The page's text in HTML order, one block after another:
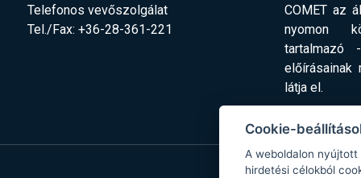
Telefonos vevőszolgálat
Tel./Fax: +36-28-361-221
COMET az
nyomon
tartalmazó
látja el.
Cookie-
A weboldalon nyújtott
hirdetési célokból